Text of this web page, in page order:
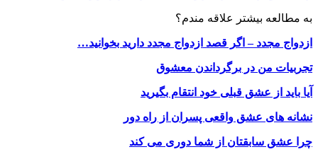
به مطالعه بیشتر علاقه مندم؟
ازدواج مجدد – اگر قصد ازدواج مجدد دارید بخوانید…
تجربیات من در برگرداندن معشوق
آیا باید از عشق قبلی خود انتقام بگیرید
نشانه های عشق واقعی پسران از راه دور
چرا عشق سابقتان از شما دوری می کند